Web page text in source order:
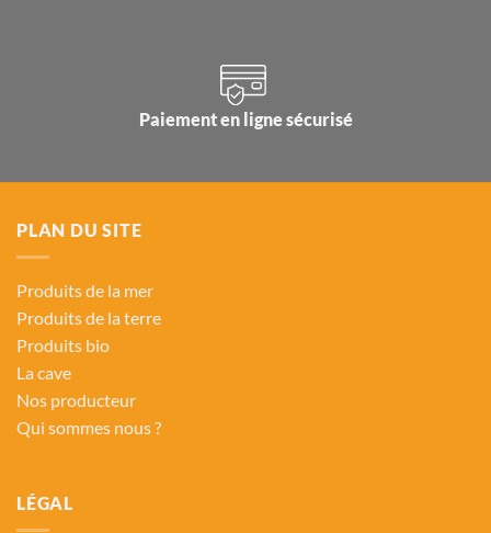
Paiement en ligne sécurisé
PLAN DU SITE
Produits de la mer
Produits de la terre
Produits bio
La cave
Nos producteur
Qui sommes nous ?
LÉGAL